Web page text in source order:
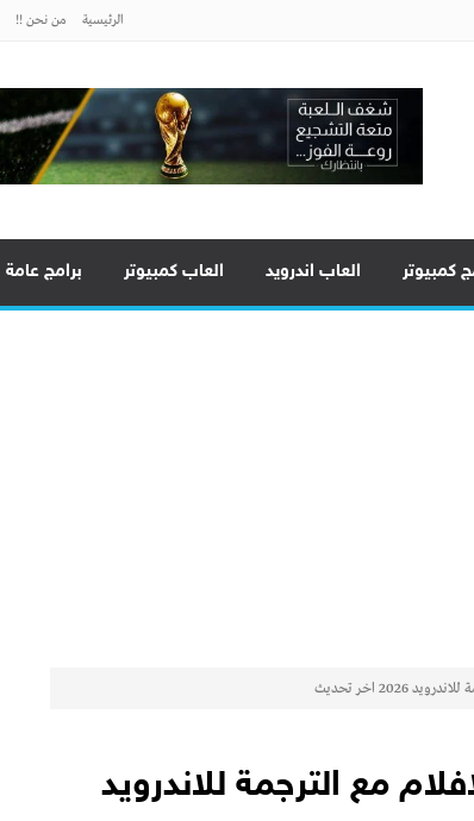
الرئيسية من نحن !!
كمبيوتر العاب اندرويد العاب كمبيوتر برامج عامة
مع الترجمة للاندرويد